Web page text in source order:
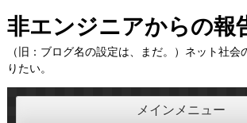
コ
ン
テ
ン
ツ
非エンジニアからの報
（旧：ブログ名の設定は、まだ。）ネット社会
りたい。
メインメニュー